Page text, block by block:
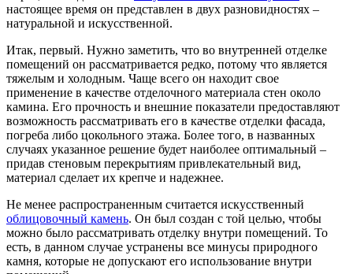
настоящее время он представлен в двух разновидностях –
натуральной и искусственной.
Итак, первый. Нужно заметить, что во внутренней отделке
помещений он рассматривается редко, потому что является
тяжелым и холодным. Чаще всего он находит свое
применение в качестве отделочного материала стен около
камина. Его прочность и внешние показатели предоставляют
возможность рассматривать его в качестве отделки фасада,
погреба либо цокольного этажа. Более того, в названных
случаях указанное решение будет наиболее оптимальный –
придав стеновым перекрытиям привлекательный вид,
материал сделает их крепче и надежнее.
Не менее распространенным считается искусственный
облицовочный камень. Он был создан с той целью, чтобы
можно было рассматривать отделку внутри помещений. То
есть, в данном случае устранены все минусы природного
камня, которые не допускают его использование внутри